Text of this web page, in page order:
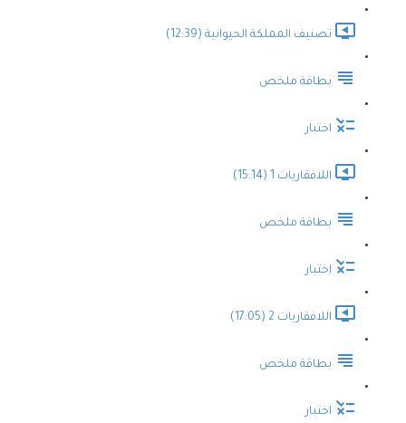
تصنيف المملكة الحيوانية (12:39)
بطاقة ملخص
اختبار
اللافقاريات 1 (15:14)
بطاقة ملخص
اختبار
اللافقاريات 2 (17:05)
بطاقة ملخص
اختبار